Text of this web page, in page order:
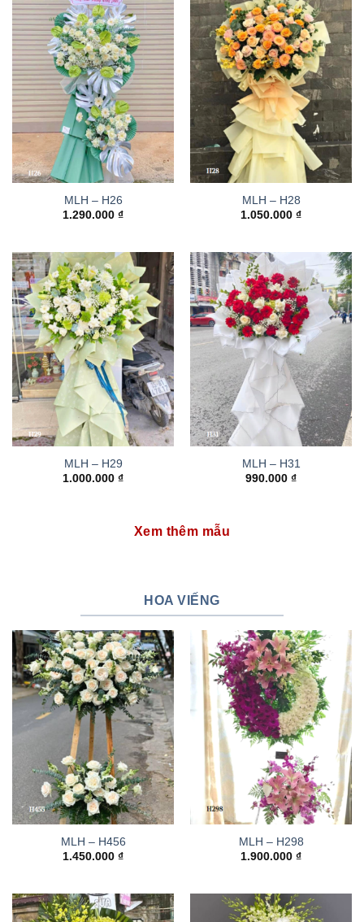
MLH – H26
1.290.000 ₫
MLH – H28
1.050.000 ₫
MLH – H29
1.000.000 ₫
MLH – H31
990.000 ₫
Xem thêm mẫu
HOA VIẾNG
MLH – H456
1.450.000 ₫
MLH – H298
1.900.000 ₫